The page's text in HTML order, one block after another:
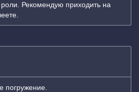
Рекомендую приходить на
погружение.